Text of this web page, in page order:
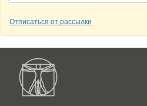
Отписаться от рассылки